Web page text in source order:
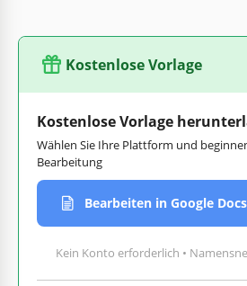
Kostenlose Vorlage
Kostenlose Vorlage
Wählen Sie Ihre Plattform und
Bearbeitung
Bearbeiten in Google Docs
Kein Konto erforderlich •